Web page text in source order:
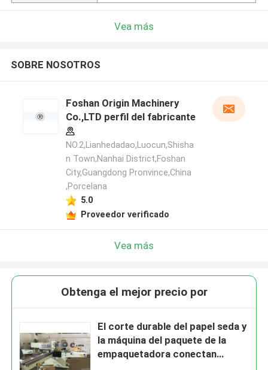
Vea más
SOBRE NOSOTROS
Foshan Origin Machinery
Co.,LTD perfil del fabricante
NO.2,Lianhedadao,Luocun,Shisha
n Town,Nanhai District,Foshan
City,Guangdong Pronvince,China
,Porcelana
5.0
Proveedor verificado
Vea más
Obtenga el mejor precio por
El corte durable del papel seda y
la máquina del paquete de la
empaquetadora conectan